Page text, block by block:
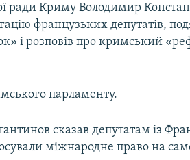
ради Криму Володимир
французьких депутатів,
і розповів про кримський
парламенту.
сказав депутатам із
міжнародне право на